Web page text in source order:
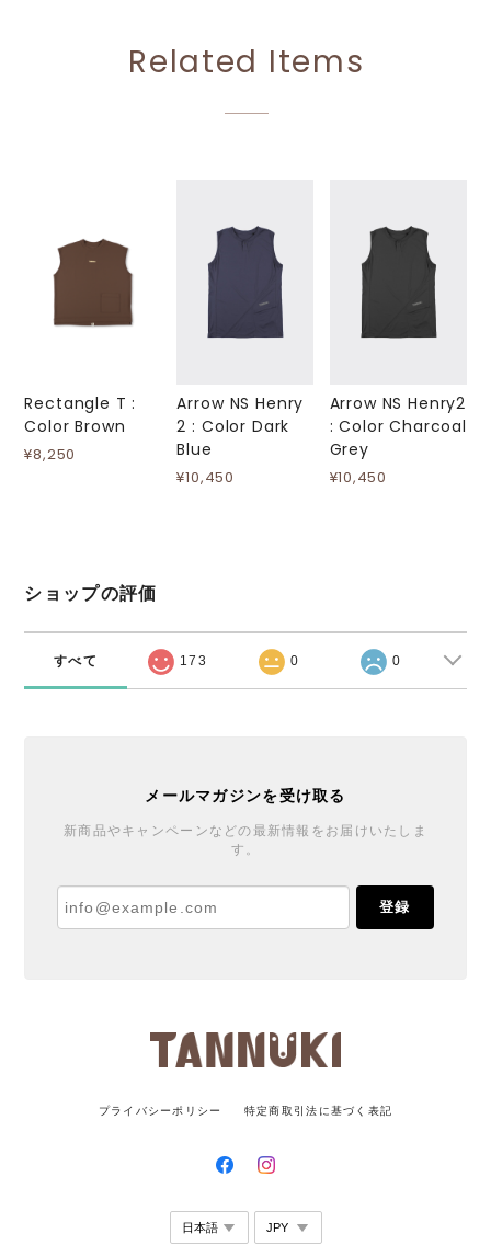
Related Items
Rectangle T :
Color Brown
¥8,250
Arrow NS Henry
2 : Color Dark
Blue
¥10,450
Arrow NS Henry2
: Color Charcoal
Grey
¥10,450
ショップの評価
すべて 173 0 0
メールマガジンを受け取る
新商品やキャンペーンなどの最新情報をお届けいたしま
す。
登録
プライバシーポリシー 特定商取引法に基づく表記